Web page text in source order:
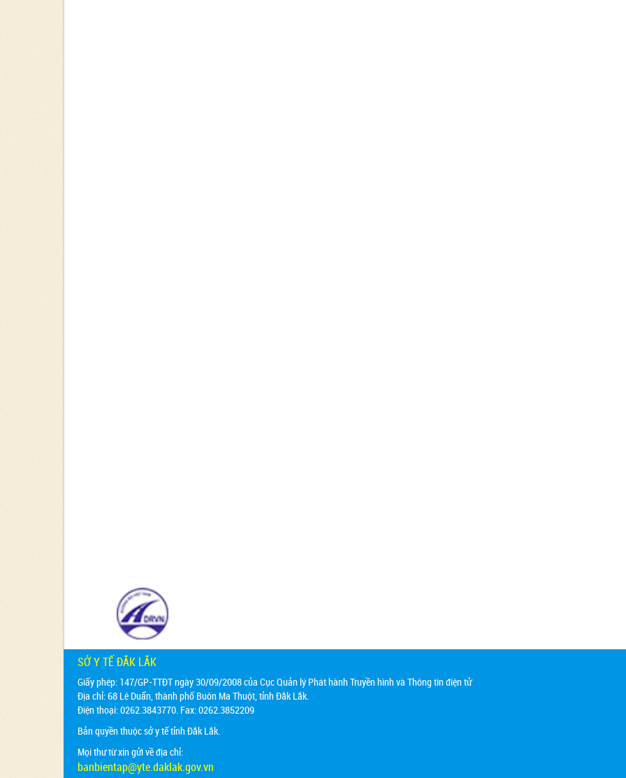
SỞ Y TẾ ĐẮK LẮK
Giấy phép: 147/GP-TTĐT ngày 30/09/2008 của Cục Quản lý Phát hành Truyền hình và Thông tin điện tử
Địa chỉ:68 Lê Duẩn, thành phố Buôn Ma Thuột, tỉnh Đắk Lắk.
Điện thoại: 0262.3843770. Fax: 0262.3852209
Bản quyền thuộc sở y tế tỉnh Đắk Lắk.
Mọi thư từ xin gửi về địa chỉ:
banbientap@yte.daklak.gov.vn